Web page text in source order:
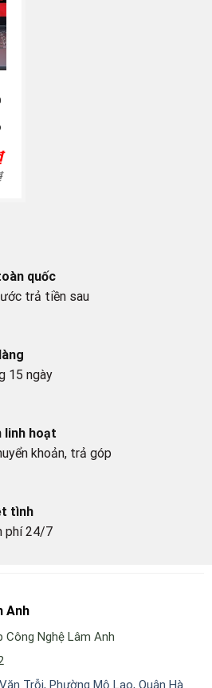
quốc
trả tiền sau
15 ngày
linh hoạt
khoản, trả góp
tình
phí 24/7
Anh
Công Nghệ Lâm Anh